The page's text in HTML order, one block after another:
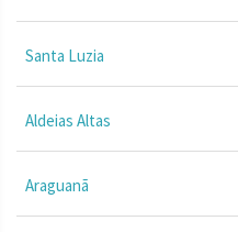
Santa Luzia
Aldeias Altas
Araguanã